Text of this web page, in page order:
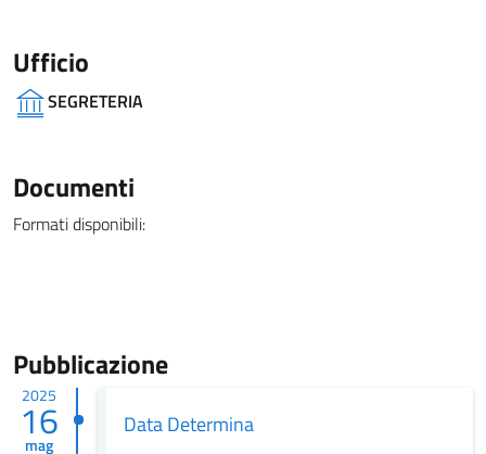
Ufficio
SEGRETERIA
Documenti
Formati disponibili:
Pubblicazione
2025
16
mag
Data Determina